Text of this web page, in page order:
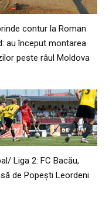
contur la Roman
au început montarea
peste râul Moldova
Liga 2: FC Bacău,
de Popești Leordeni